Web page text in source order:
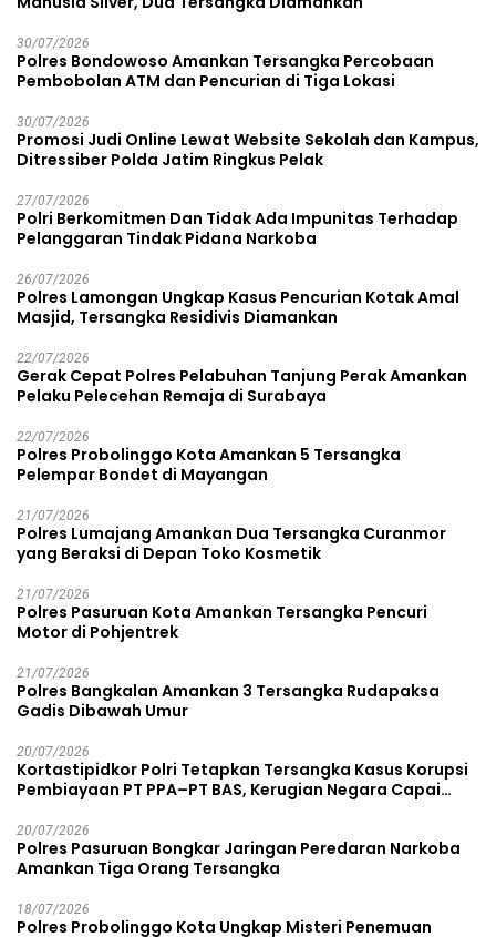
30/07/2026
Polres Bondowoso Amankan Tersangka Percobaan
Pembobolan ATM dan Pencurian di Tiga Lokasi
30/07/2026
Promosi Judi Online Lewat Website Sekolah dan Kampus,
Ditressiber Polda Jatim Ringkus Pelak
27/07/2026
Polri Berkomitmen Dan Tidak Ada Impunitas Terhadap
Pelanggaran Tindak Pidana Narkoba
26/07/2026
Polres Lamongan Ungkap Kasus Pencurian Kotak Amal
Masjid, Tersangka Residivis Diamankan
22/07/2026
Gerak Cepat Polres Pelabuhan Tanjung Perak Amankan
Pelaku Pelecehan Remaja di Surabaya
22/07/2026
Polres Probolinggo Kota Amankan 5 Tersangka
Pelempar Bondet di Mayangan
21/07/2026
Polres Lumajang Amankan Dua Tersangka Curanmor
yang Beraksi di Depan Toko Kosmetik
21/07/2026
Polres Pasuruan Kota Amankan Tersangka Pencuri
Motor di Pohjentrek
21/07/2026
Polres Bangkalan Amankan 3 Tersangka Rudapaksa
Gadis Dibawah Umur
20/07/2026
Kortastipidkor Polri Tetapkan Tersangka Kasus Korupsi
Pembiayaan PT PPA–PT BAS, Kerugian Negara Capai
20/07/2026
Polres Pasuruan Bongkar Jaringan Peredaran Narkoba
Amankan Tiga Orang Tersangka
18/07/2026
Polres Probolinggo Kota Ungkap Misteri Penemuan